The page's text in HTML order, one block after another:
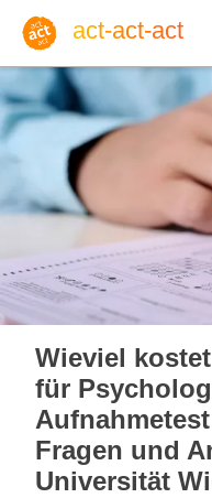
act-act-act
Anmelden
Blog
Sa, 08.
Englisch
Wieviel
für
Fragen und
Universität